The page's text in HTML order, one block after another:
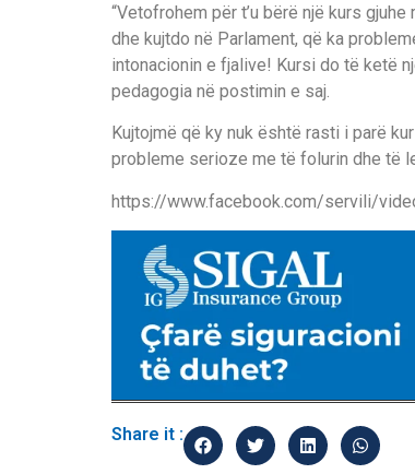
“Vetofrohem për t’u bërë një kurs
dhe kujtdo në Parlament, që ka
intonacionin e fjalive! Kursi do të ketë
pedagogia në postimin e saj.
Kujtojmë që ky nuk është rasti i parë
probleme serioze me të folurin dhe të
https://www.facebook.com/servili/
Share it :